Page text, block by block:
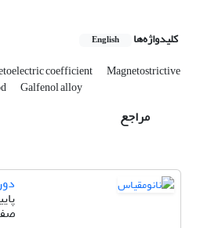
کلیدواژه‌ها English
coefficient Magnetostrictive
Galfenol alloy
مراجع
دوره